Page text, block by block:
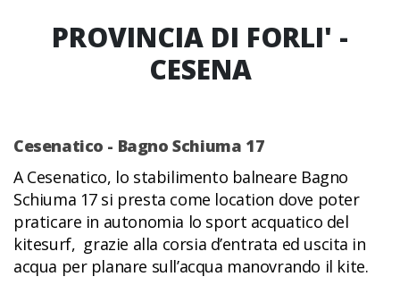
PROVINCIA DI FORLI' -
CESENA
Cesenatico - Bagno Schiuma 17
A Cesenatico, lo stabilimento balneare Bagno
Schiuma 17 si presta come location dove poter
praticare in autonomia lo sport acquatico del
kitesurf, grazie alla corsia d’entrata ed uscita in
acqua per planare sull’acqua manovrando il kite.